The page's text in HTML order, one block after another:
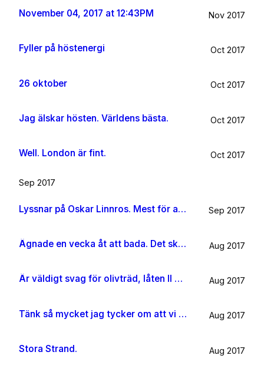
November 04, 2017 at 12:43PM Nov 2017
Fyller på höstenergi Oct 2017
26 oktober Oct 2017
Jag älskar hösten. Världens bästa. Oct 2017
Well. London är fint. Oct 2017
Sep 2017
Lyssnar på Oskar Linnros. Mest för att det känns rätt. Oavsett. Sep 2017
Ägnade en vecka åt att bada. Det ska jag göra någon mer gång i livet. Aug 2017
Är väldigt svag för olivträd, låten Il mondo och motljus som möter vacker utsikt. Så lever lite på känslan av Grekland ett tag till. Aug 2017
Tänk så mycket jag tycker om att vi har kossor på vägen till sommarhuset. Aug 2017
Stora Strand. Aug 2017